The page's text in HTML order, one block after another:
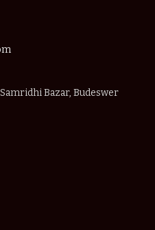
Bazar, Budeswer